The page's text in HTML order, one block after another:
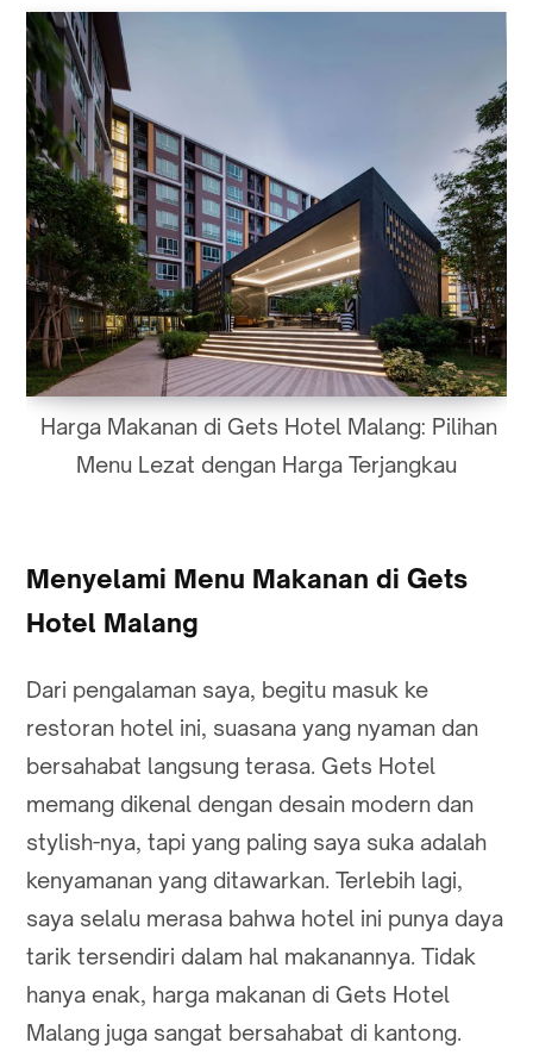
Harga Makanan di Gets Hotel Malang: Pilihan
Menu Lezat dengan Harga Terjangkau
Menyelami Menu Makanan di Gets
Hotel Malang
Dari pengalaman saya, begitu masuk ke
restoran hotel ini, suasana yang nyaman dan
bersahabat langsung terasa. Gets Hotel
memang dikenal dengan desain modern dan
stylish-nya, tapi yang paling saya suka adalah
kenyamanan yang ditawarkan. Terlebih lagi,
saya selalu merasa bahwa hotel ini punya daya
tarik tersendiri dalam hal makanannya. Tidak
hanya enak, harga makanan di Gets Hotel
Malang juga sangat bersahabat di kantong.